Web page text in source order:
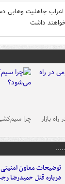
اعراب جاهلیت
داشت
بازار چرا
توضیحات معاون
درباره قتل حمیدرضا